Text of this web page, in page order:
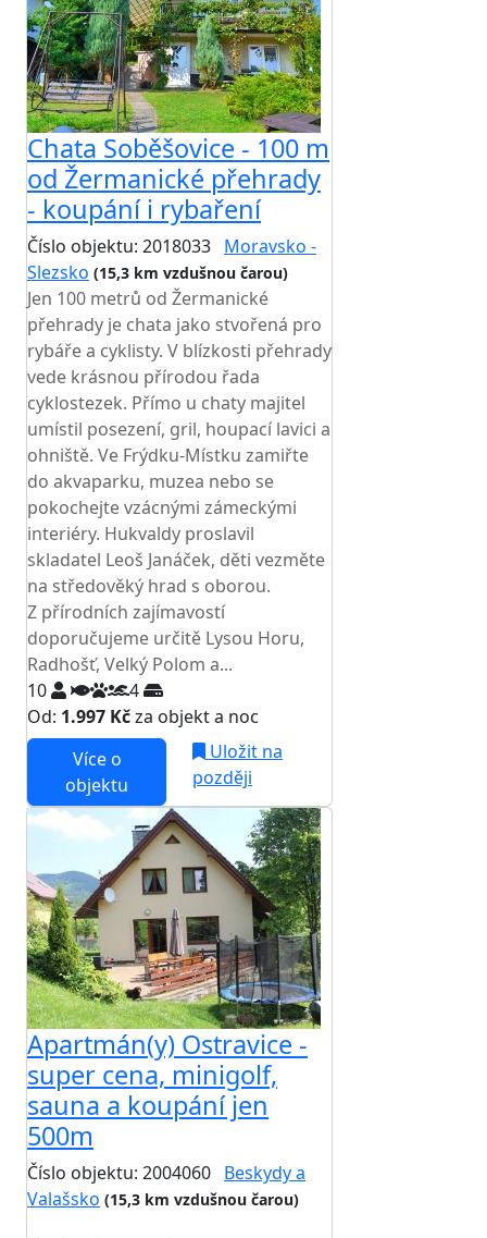
Chata Soběšovice - 100 m
od Žermanické přehrady
- koupání i rybaření
Číslo objektu: 2018033 Moravsko -
Slezsko (15,3 km vzdušnou čarou)
Jen 100 metrů od Žermanické
přehrady je chata jako stvořená pro
rybáře a cyklisty. V blízkosti přehrady
vede krásnou přírodou řada
cyklostezek. Přímo u chaty majitel
umístil posezení, gril, houpací lavici a
ohniště. Ve Frýdku-Místku zamiřte
do akvaparku, muzea nebo se
pokochejte vzácnými zámeckými
interiéry. Hukvaldy proslavil
skladatel Leoš Janáček, děti vezměte
na středověký hrad s oborou.
Z přírodních zajímavostí
doporučujeme určitě Lysou Horu,
Radhošť, Velký Polom a...
10
4
Od: 1.997 Kčza objekt a noc
Více o
objektu
Uložit na
později
Apartmán(y) Ostravice -
super cena, minigolf,
sauna a koupání jen
500m
Číslo objektu: 2004060 Beskydy a
Valašsko (15,3 km vzdušnou čarou)